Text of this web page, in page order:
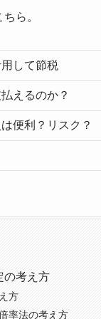
ら。
用して節税
えるのか？
便利？リスク？
の考え方
方
率法の考え方